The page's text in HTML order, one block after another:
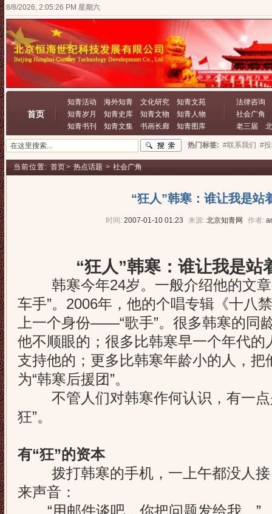
8/8/2026, 2:05:27 PM 星期六
首页
知青活动 海外知青 文化研究
知青文苑
知青岁月
知青史库 知青文物
知青人物
知青书刊
知青文集 书画长廊 知青图库
法律咨询
社会广角
老三届
热门标签: #联系我们 #
当前位置: 首页> 热点话题 > 社会广角
“狂人”韩寒：谁让我是站
时间: 2007-01-10 01:23 来源: 北京知青网 作者:
“狂人”韩寒：谁让我是站
韩寒今年24岁。一般介绍他的文章
车手”。2006年，他的个唱专辑《十八
上一个身份——“歌手”。很多韩寒的同
他不顺眼的；很多比韩寒早一个年代的
支持他的；更多比韩寒年龄小的人，
为“韩寒后援团”。
不管人们对韩寒作何认识，有一点
狂”。
有“狂”的资本
拨打韩寒的手机，一上午都没人接
来声音：